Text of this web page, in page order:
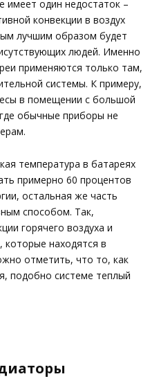
имеет один недостаток –
конвекции в воздух
лучшим образом будет
людей. Именно
применяются только там,
системы. К примеру,
в помещении с большой
обычные приборы не
температура в батареях
примерно 60 процентов
остальная же часть
способом. Так,
горячего воздуха и
находятся в
отметить, что то, как
подобно системе теплый